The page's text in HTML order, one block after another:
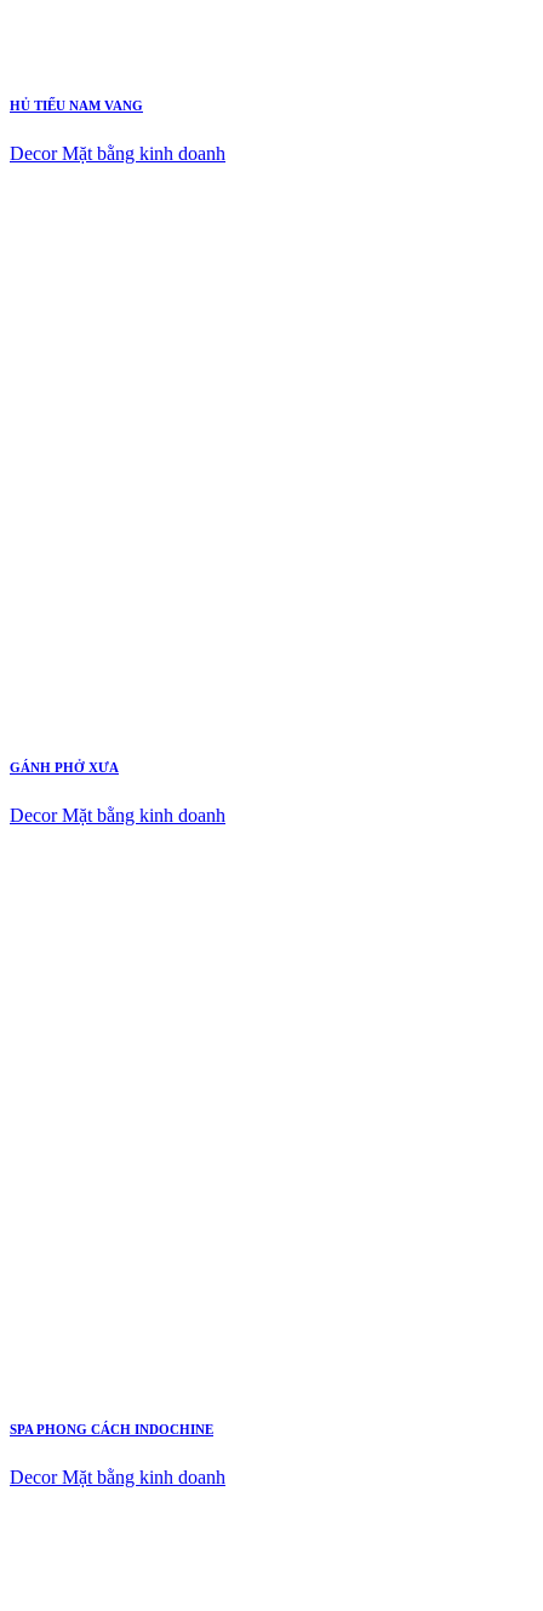
HỦ TIẾU NAM VANG
Decor Mặt bằng kinh doanh
GÁNH PHỞ XƯA
Decor Mặt bằng kinh doanh
SPA PHONG CÁCH INDOCHINE
Decor Mặt bằng kinh doanh